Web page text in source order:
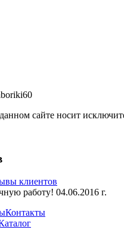
сайте носит
клиентов
работу! 04.06.2016 г.
Контакты